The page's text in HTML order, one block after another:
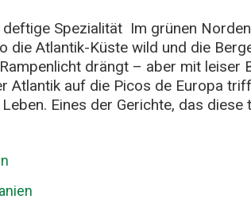
Spezialität Im grünen
die Atlantik-Küste wild und die
drängt – aber mit leiser
Atlantik auf die Picos de Europa
Eines der Gerichte, das
aus zwei einfachen Zutaten –
sondern eine rustikale
kräftig gewürzten Würsten – der